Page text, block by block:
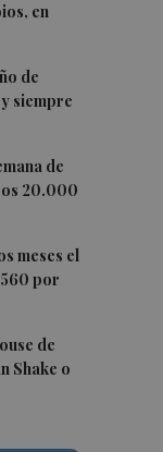
en
de
siempre
de
20.000
meses el
por
de
Shake o